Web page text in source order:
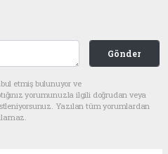
Gönder
etmiş bulunuyor ve
yorumunuzla ilgili doğrudan veya
Yazılan tüm yorumlardan